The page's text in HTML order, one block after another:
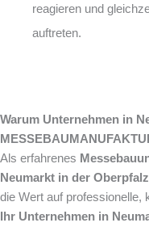
reagieren und
auftreten.
Warum Unternehmen in
Als erfahrenes
Neumarkt in der Oberpfalz
die Wert auf professionelle,
Ihr Unternehmen in